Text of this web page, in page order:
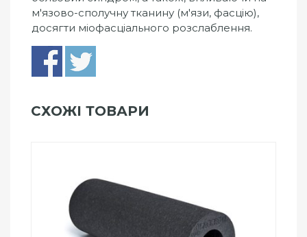
м'язово-сполучну тканину (м'язи, фасцію),
досягти міофасціального розслаблення.
СХОЖІ ТОВАРИ